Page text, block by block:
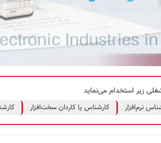
زیر استخدام می‌نماید
نرم‌افزار کارشناس یا کاردان سخت‌افزار